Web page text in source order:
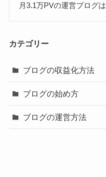
月3.1万PVの運営ブログは
カテゴリー
ブログの収益化方法
ブログの始め方
ブログの運営方法